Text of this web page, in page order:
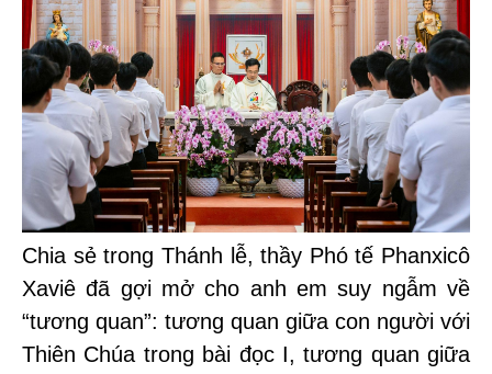
Chia sẻ trong Thánh lễ, thầy Phó tế Phanxicô
Xaviê đã gợi mở cho anh em suy ngẫm về
“tương quan”: tương quan giữa con người với
Thiên Chúa trong bài đọc I, tương quan giữa